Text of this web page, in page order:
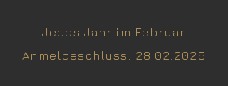
J edes Jahr im Februar
Anmeldeschluss: 28.02.2025